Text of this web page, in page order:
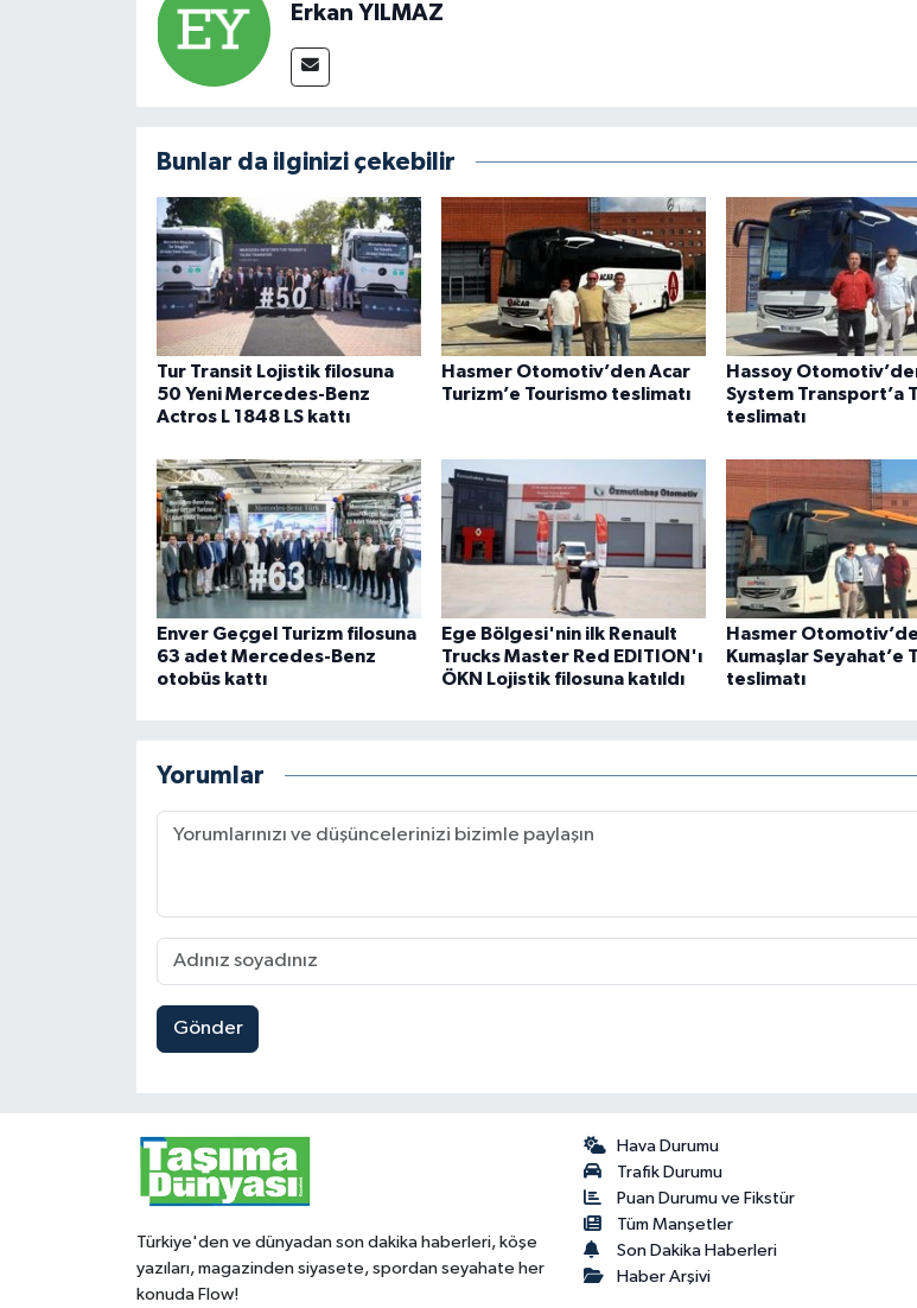
Erkan YILMAZ
Bunlar da ilginizi çekebilir
Tur Transit Lojistik filosuna
50 Yeni Mercedes-Benz
Actros L 1848 LS kattı
Hasmer Otomotiv’den Acar
Turizm’e Tourismo teslimatı
Hassoy
System Transport’a
teslimatı
Enver Geçgel Turizm filosuna
63 adet Mercedes-Benz
otobüs kattı
Ege Bölgesi'nin ilk Renault
Trucks Master Red EDITION'ı
ÖKN Lojistik filosuna katıldı
Hasmer
Kumaşlar Seyahat’e
teslimatı
Yorumlar
Gönder
Türkiye'den ve dünyadan son dakika haberleri, köşe
yazıları, magazinden siyasete, spordan seyahate her
konuda Flow!
Hava Durumu
Trafik Durumu
Puan Durumu ve Fikstür
Tüm Manşetler
Son Dakika Haberleri
Haber Arşivi